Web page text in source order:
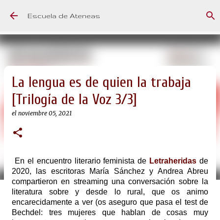
Ir al contenido principal
Escuela de Ateneas
La lengua es de quien la trabaja
[Trilogía de la Voz 3/3]
el noviembre 05, 2021
En el encuentro literario feminista de Letraheridas de
2020, las escritoras María Sánchez y Andrea Abreu
compartieron en streaming una conversación sobre la
literatura sobre y desde lo rural, que os animo
encarecidamente a ver (os aseguro que pasa el test de
Bechdel: tres mujeres que hablan de cosas muy